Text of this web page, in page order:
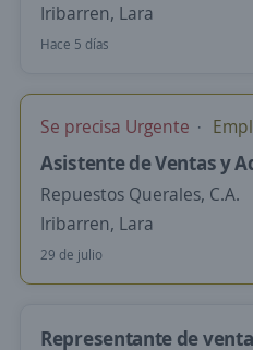
Iribarren, Lara
Hace 5 días
Se precisa Urgente
Asistente de Ventas y
Repuestos Querales, C.A.
Iribarren, Lara
29 de julio
Representante de